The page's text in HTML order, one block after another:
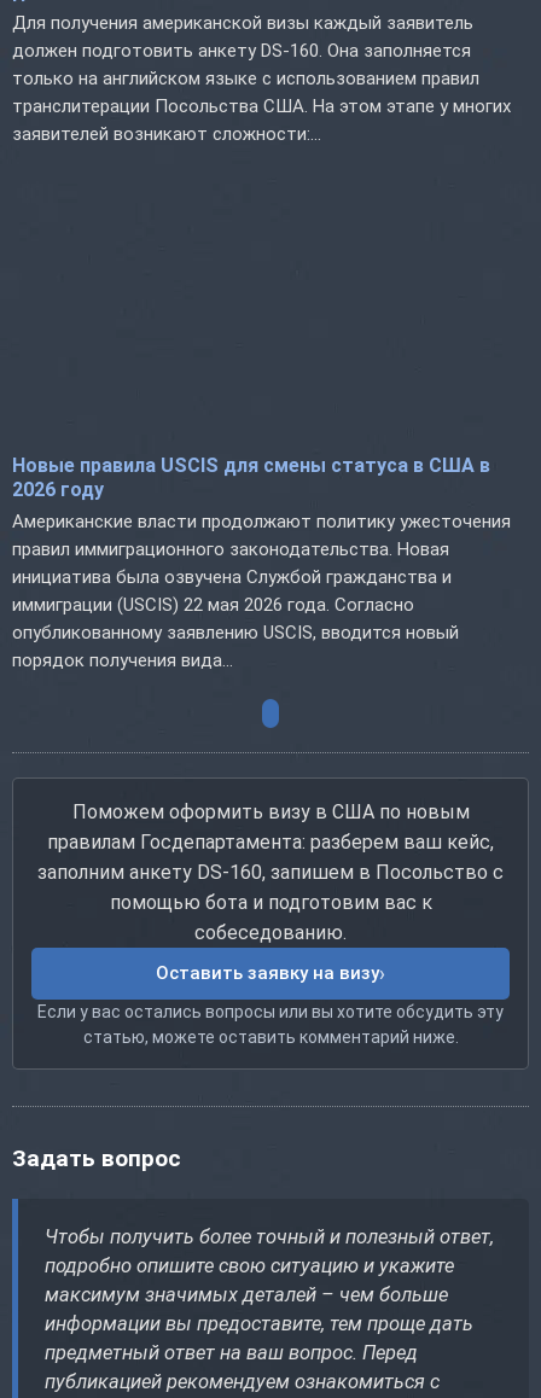
Для получения американской визы каждый заявитель
должен подготовить анкету DS-160. Она заполняется
только на английском языке с использованием правил
транслитерации Посольства США. На этом этапе у многих
заявителей возникают сложности:...
Новые правила USCIS для смены статуса в США в
2026 году
Американские власти продолжают политику ужесточения
правил иммиграционного законодательства. Новая
инициатива была озвучена Службой гражданства и
иммиграции (USCIS) 22 мая 2026 года. Согласно
опубликованному заявлению USCIS, вводится новый
порядок получения вида...
Поможем оформить визу в США по новым
правилам Госдепартамента: разберем ваш кейс,
заполним анкету DS-160, запишем в Посольство с
помощью бота и подготовим вас к
собеседованию.
Оставить заявку на визу
Если у вас остались вопросы или вы хотите обсудить эту
статью, можете оставить комментарий ниже.
Задать вопрос
Чтобы получить более точный и полезный ответ,
подробно опишите свою ситуацию и укажите
максимум значимых деталей – чем больше
информации вы предоставите, тем проще дать
предметный ответ на ваш вопрос. Перед
публикацией рекомендуем ознакомиться с